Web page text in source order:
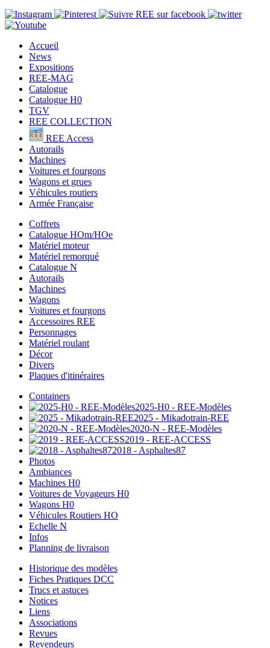
Accueil
News
Expositions
REE-MAG
Catalogue
Catalogue H0
TGV
REE COLLECTION
REE Access
Autorails
Machines
Voitures et fourgons
Wagons et grues
Véhicules routiers
Armée Française
Coffrets
Catalogue HOm/HOe
Matériel moteur
Matériel remorqué
Catalogue N
Autorails
Machines
Wagons
Voitures et fourgons
Accessoires REE
Personnages
Matériel roulant
Décor
Divers
Plaques d'itinéraires
Containers
2025-H0 - REE-Modèles
2025 - Mikadotrain-REE
2020-N - REE-Modèles
2019 - REE-ACCESS
2018 - Asphaltes87
Photos
Ambiances
Machines H0
Voitures de Voyageurs H0
Wagons H0
Véhicules Routiers HO
Echelle N
Infos
Planning de livraison
Historique des modèles
Fiches Pratiques DCC
Trucs et astuces
Notices
Liens
Associations
Revues
Revendeurs